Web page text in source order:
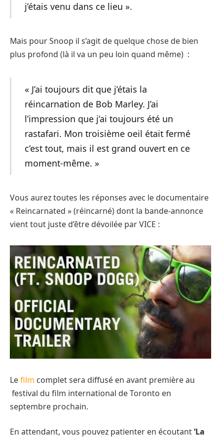
j’étais venu dans ce lieu ».
Mais pour Snoop il s’agit de quelque chose de bien
plus profond (là il va un peu loin quand même) :
« J’ai toujours dit que j’étais la
réincarnation de Bob Marley. J’ai
l’impression que j’ai toujours été un
rastafari. Mon troisième oeil était fermé
c’est tout, mais il est grand ouvert en ce
moment-même. »
Vous aurez toutes les réponses avec le documentaire
« Reincarnated » (réincarné) dont la bande-annonce
vient tout juste d’être dévoilée par VICE :
Lefilm complet sera diffusé en avant première au
festival du film international de Toronto en
septembre prochain.
En attendant, vous pouvez patienter en écoutant‘La